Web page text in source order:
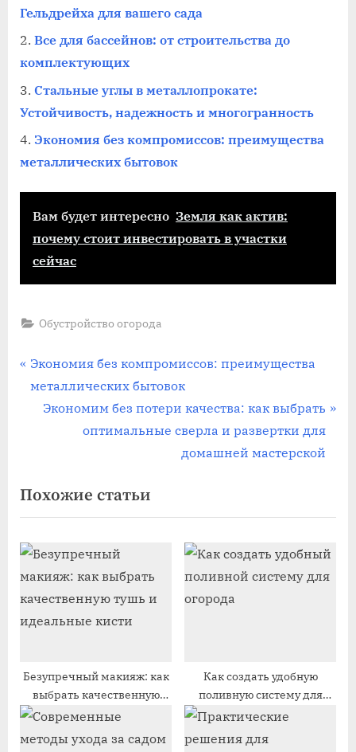
Гельдрейха для вашего сада
Все для бассейнов: от строительства до
комплектующих
Стальные углы в металлопрокате:
Устойчивость, надежность и многогранность
Экономия без компромиссов: преимущества
металлических бытовок
Вам будет интересно Земля как актив:
почему стоит инвестировать в участки
сейчас
Обустройство огорода
Навигация
по
записям
П
р
у
щ
а
я
з
а
п
с
ь
:
Экономия без компромиссов: преимущества
металлических бытовок
С
у
ю
а
я
з
а
и
с
ь
:
Экономим без потери качества: как выбрать
оптимальные сверла и развертки для
домашней мастерской
Похожие статьи
Безупречный макияж: как
выбрать качественную
тушь и идеальные кисти
Как создать удобную
поливную систему для
огорода